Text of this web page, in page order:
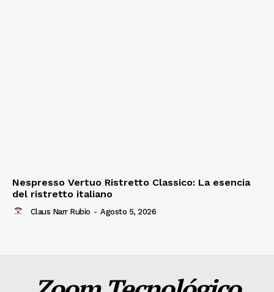
Nespresso Vertuo Ristretto Classico: La esencia
del ristretto italiano
Claus Narr Rubio - Agosto 5, 2026